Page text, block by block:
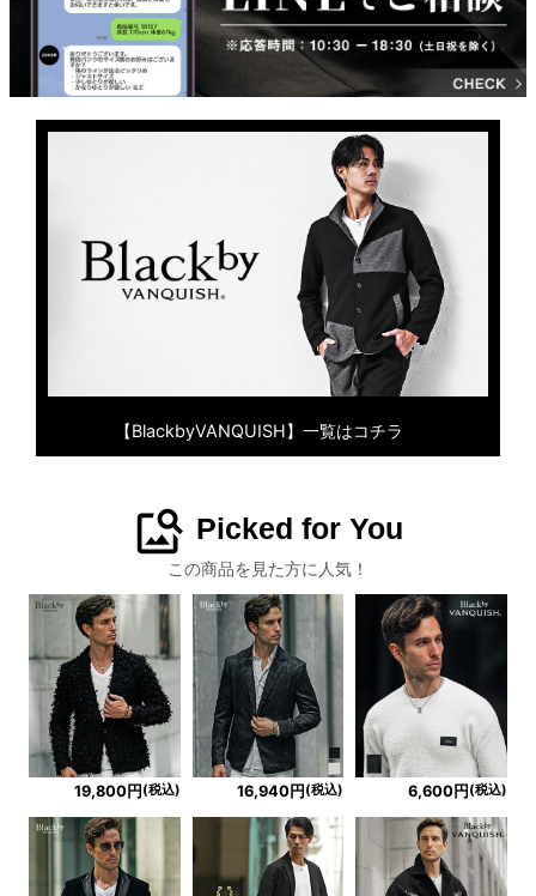
【BlackbyVANQUISH】一覧はコチラ
image_search Picked for You
この商品を見た方に人気！
19,800円(税込) 16,940円(税込) 6,600円(税込)